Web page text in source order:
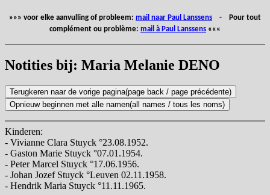
»»» voor elke aanvulling of probleem: mail naar Paul Lanssens - Pour tout
complément ou problème: mail à Paul Lanssens «««
Notities bij: Maria Melanie DENO
Kinderen:
- Vivianne Clara Stuyck °23.08.1952.
- Gaston Marie Stuyck °07.01.1954.
- Peter Marcel Stuyck °17.06.1956.
- Johan Jozef Stuyck °Leuven 02.11.1958.
- Hendrik Maria Stuyck °11.11.1965.